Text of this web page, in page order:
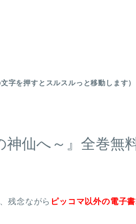
文字を押すとスルスルっと移動します）
神仙へ～』全巻無
残念ながら ピッコマ以外の電子